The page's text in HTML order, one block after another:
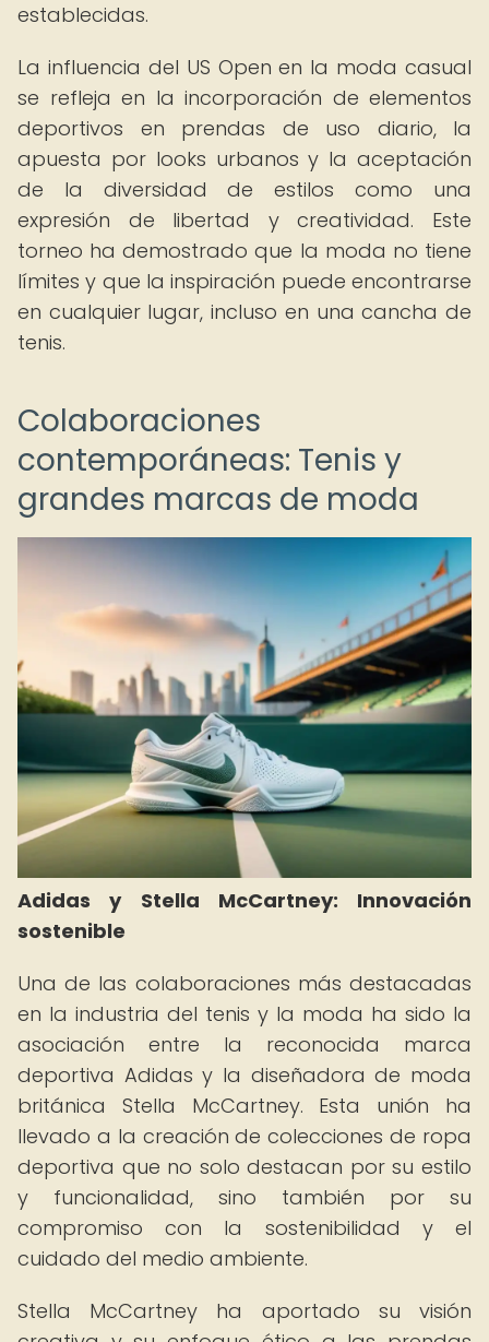
establecidas.
La influencia del US Open en la moda casual
se refleja en la incorporación de elementos
deportivos en prendas de uso diario, la
apuesta por looks urbanos y la aceptación
de la diversidad de estilos como una
expresión de libertad y creatividad. Este
torneo ha demostrado que la moda no tiene
límites y que la inspiración puede encontrarse
en cualquier lugar, incluso en una cancha de
tenis.
Colaboraciones
contemporáneas: Tenis y
grandes marcas de moda
Adidas y Stella McCartney: Innovación
sostenible
Una de las colaboraciones más destacadas
en la industria del tenis y la moda ha sido la
asociación entre la reconocida marca
deportiva Adidas y la diseñadora de moda
británica Stella McCartney. Esta unión ha
llevado a la creación de colecciones de ropa
deportiva que no solo destacan por su estilo
y funcionalidad, sino también por su
compromiso con la sostenibilidad y el
cuidado del medio ambiente.
Stella McCartney ha aportado su visión